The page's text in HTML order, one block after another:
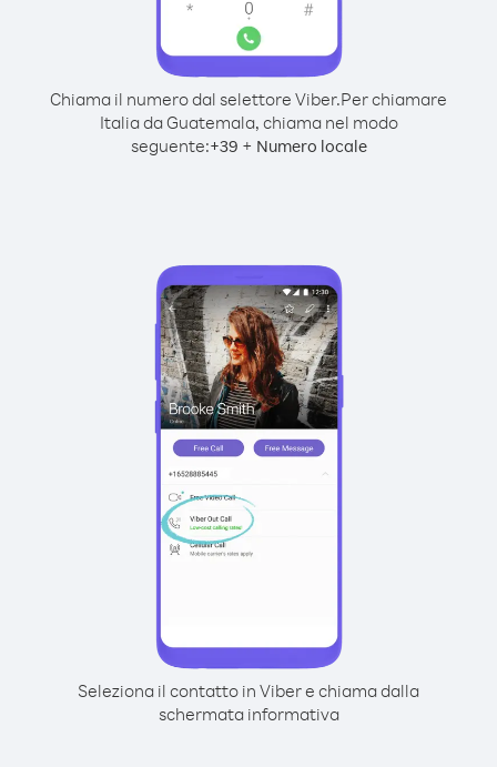
Chiama il numero dal selettore Viber.Per chiamare
Italia da Guatemala, chiama nel modo
seguente:+39 + Numero locale
Seleziona il contatto in Viber e chiama dalla
schermata informativa